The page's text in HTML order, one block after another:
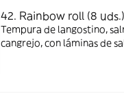
42. Rainbow roll (8 uds.)
Tempura de langostino,
cangrejo, con láminas de